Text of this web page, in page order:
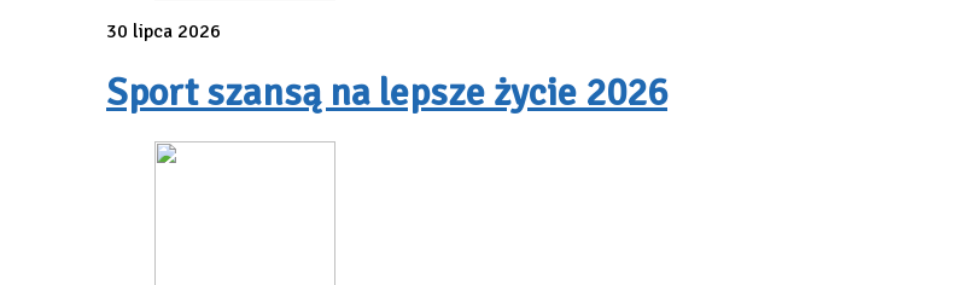
30 lipca 2026
Sport szansą na lepsze życie 2026